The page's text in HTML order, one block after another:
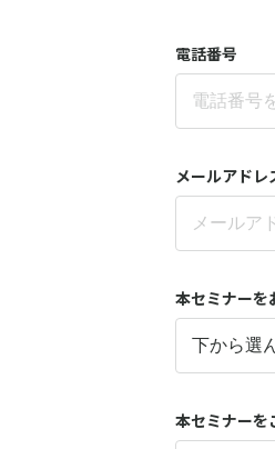
電話番号
メールアドレ
本セミナーを
本セミナーを